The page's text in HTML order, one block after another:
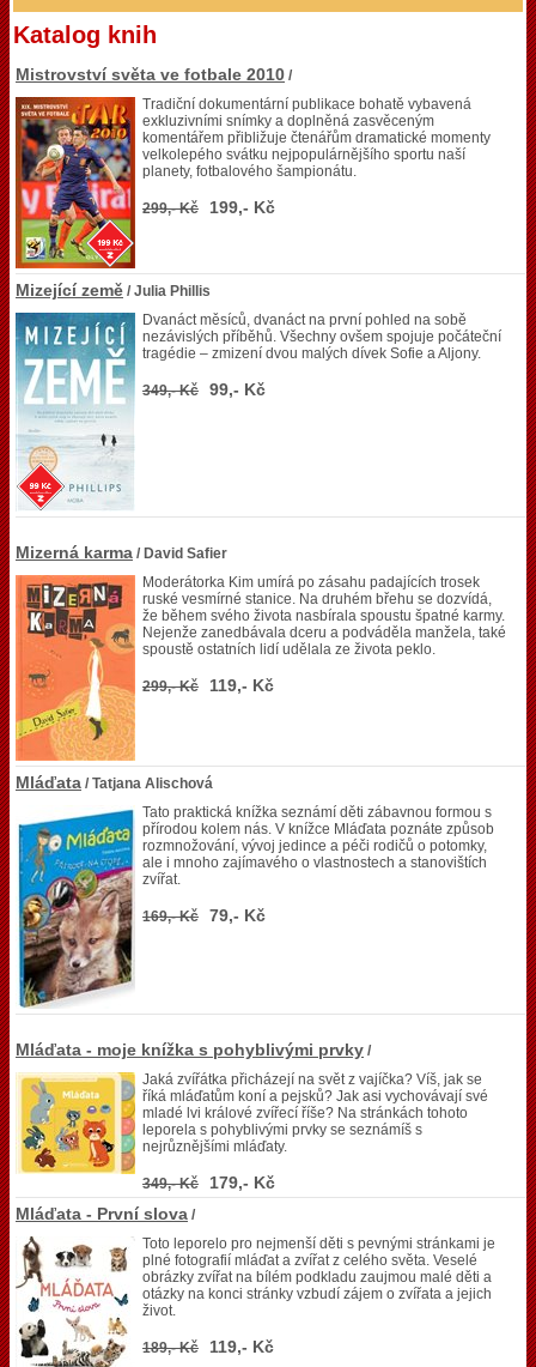
Katalog knih
Mistrovství světa ve fotbale 2010 /
Tradiční dokumentární publikace bohatě vybavená
exkluzivními snímky a doplněná zasvěceným
komentářem přibližuje čtenářům dramatické momenty
velkolepého svátku nejpopulárnějšího sportu naší
planety, fotbalového šampionátu.
299,- Kč 199,- Kč
Mizející země / Julia Phillis
Dvanáct měsíců, dvanáct na první pohled na sobě
nezávislých příběhů. Všechny ovšem spojuje počáteční
tragédie – zmizení dvou malých dívek Sofie a Aljony.
349,- Kč 99,- Kč
Mizerná karma / David Safier
Moderátorka Kim umírá po zásahu padajících trosek
ruské vesmírné stanice. Na druhém břehu se dozvídá,
že během svého života nasbírala spoustu špatné karmy.
Nejenže zanedbávala dceru a podváděla manžela, také
spoustě ostatních lidí udělala ze života peklo.
299,- Kč 119,- Kč
Mláďata / Tatjana Alischová
Tato praktická knížka seznámí děti zábavnou formou s
přírodou kolem nás. V knížce Mláďata poznáte způsob
rozmnožování, vývoj jedince a péči rodičů o potomky,
ale i mnoho zajímavého o vlastnostech a stanovištích
zvířat.
169,- Kč 79,- Kč
Mláďata - moje knížka s pohyblivými prvky /
Jaká zvířátka přicházejí na svět z vajíčka? Víš, jak se
říká mláďatům koní a pejsků? Jak asi vychovávají své
mladé lvi králové zvířecí říše? Na stránkách tohoto
leporela s pohyblivými prvky se seznámíš s
nejrůznějšími mláďaty.
349,- Kč
179,- Kč
Mláďata - První slova /
Toto leporelo pro nejmenší děti s pevnými stránkami je
plné fotografií mláďat a zvířat z celého světa. Veselé
obrázky zvířat na bílém podkladu zaujmou malé děti a
otázky na konci stránky vzbudí zájem o zvířata a jejich
život.
189,- Kč 119,- Kč